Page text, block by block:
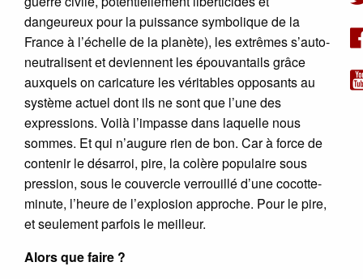
dangeureux pour la puissance symbolique de la
France à l’échelle de la planète), les extrêmes s’auto-
neutralisent et deviennent les épouvantails grâce
auxquels on caricature les véritables opposants au
système actuel dont ils ne sont que l’une des
expressions. Voilà l’impasse dans laquelle nous
sommes. Et qui n’augure rien de bon. Car à force de
contenir le désarroi, pire, la colère populaire sous
pression, sous le couvercle verrouillé d’une cocotte-
minute, l’heure de l’explosion approche. Pour le pire,
et seulement parfois le meilleur.
Alors que faire ?